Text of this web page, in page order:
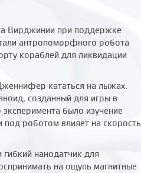
Вирджинии при поддержке
антропоморфного робота
кораблей для ликвидации
кататься на лыжах.
созданный для игры в
было изучение
под роботом влияет на скорость
нанодатчик для
на ощупь магнитные